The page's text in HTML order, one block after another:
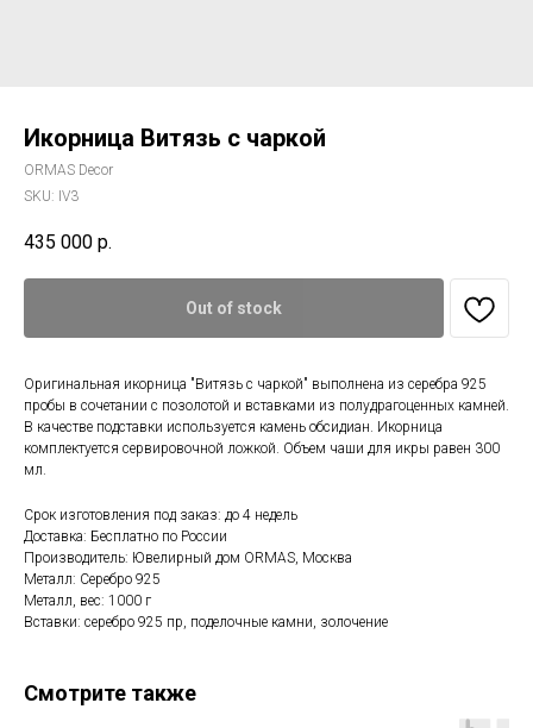
Икорница Витязь с чаркой
ORMAS Decor
SKU: IV3
435 000 р.
Out of stock
Оригинальная икорница "Витязь с чаркой" выполнена из серебра 925
пробы в сочетании с позолотой и вставками из полудрагоценных камней.
В качестве подставки используется камень обсидиан. Икорница
комплектуется сервировочной ложкой. Объем чаши для икры равен 300
мл.
Срок изготовления под заказ: до 4 недель
Доставка: Бесплатно по России
Производитель: Ювелирный дом ORMAS, Москва
Металл: Серебро 925
Металл, вес: 1000 г
Вставки: серебро 925 пр, поделочные камни, золочение
Смотрите также